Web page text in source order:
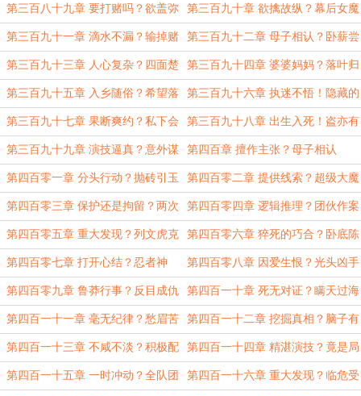
生！ 纵？
第三百八十九章 要打赌吗？欲盖弥
彰！
第三百九十章 欲擒故纵？幕后女魔
头？
第三百九十一章 滴水不漏？输掉赌
约？
第三百九十二章 母子相认？卧薪尝
胆！
第三百九十三章 人心复杂？四面楚
歌！
第三百九十四章 婆婆妈妈？落叶归
根！
第三百九十五章 入乡随俗？希望落
空
第三百九十六章 执迷不悟！隐藏的
真相
第三百九十七章 果断爽约？私下会
晤
第三百九十八章 出生入死！盗亦有
道
第三百九十九章 演技逼真？意外谋
杀
第四百章 擅作主张？母子相认
第四百零一章 分头行动？抛砖引玉 第四百零二章 提供线索？超级大魔
王
第四百零三章 保护还是拘留？两次
意外
第四百零四章 逻辑推理？团伙作案
第四百零五章 重大发现？列文虎克
苏建凡
第四百零六章 猝死的巧合？卧底陈
刚
第四百零七章 打开心结？忍者神
龟！
第四百零八章 因爱生恨？光头凶手
第四百零九章 鲁莽行事？反目成仇 第四百一十章 死无对证？瞒天过海
第四百一十一章 毫无纪律？愁眉苦
脸
第四百一十二章 挖掘真相？脑子有
问题
第四百一十三章 不咸不淡？积极配
合
第四百一十四章 精湛演技？竟是局
中局
第四百一十五章 一时冲动？全队团 第四百一十六章 重大发现？临危受